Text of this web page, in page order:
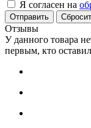
Я согласен на
Отзывы
У данного товара
первым, кто